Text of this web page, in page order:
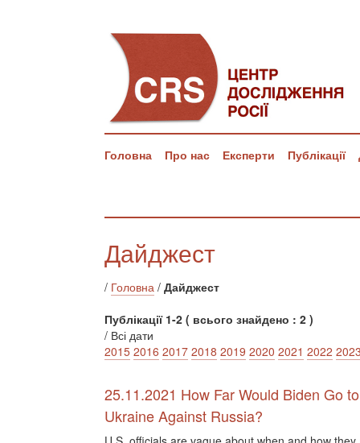
Головна Про нас Експерти Публікації
Дайджест
/ Головна / Дайджест
Публікації 1-2 ( всього знайдено : 2 )
/ Всі дати
2015 2016 2017 2018 2019 2020 2021 2022
25.11.2021 How Far Would Biden Go
Ukraine Against Russia?